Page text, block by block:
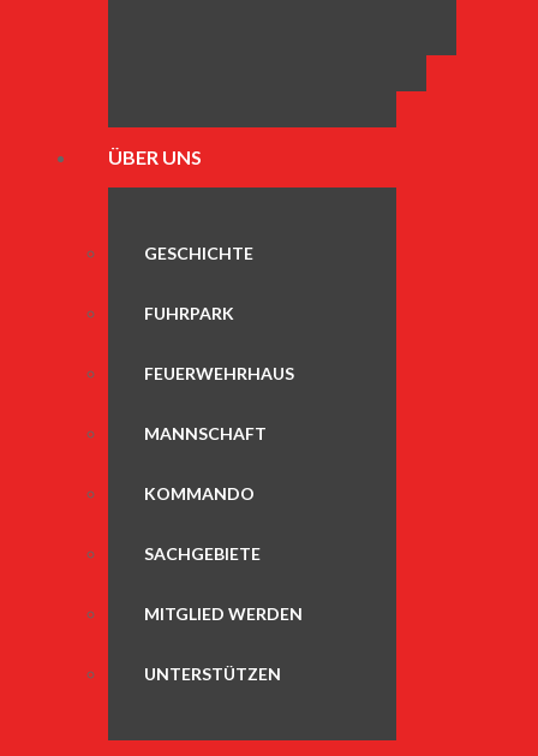
ÜBER UNS
GESCHICHTE
FUHRPARK
FEUERWEHRHAUS
MANNSCHAFT
KOMMANDO
SACHGEBIETE
MITGLIED WERDEN
UNTERSTÜTZEN